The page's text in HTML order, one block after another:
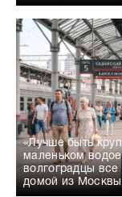
«Лучше быть
маленьком
волгоградцы
домой из Москвы